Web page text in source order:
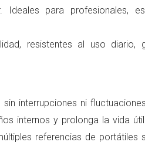
para profesionales,
resistentes al uso diario,
interrupciones ni
internos y prolonga la vida
referencias de portátiles